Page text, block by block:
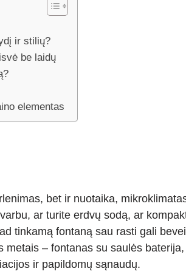
ir stilių?
be laidų
elementas
bet ir nuotaika,
ar turite erdvų sodą, ar
tinkamą fontaną sau rasti gali
metais – fontanas su saulės
ir papildomų sąnaudų.